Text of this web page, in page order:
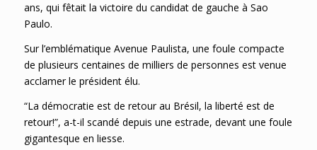
ans, qui fêtait la victoire du candidat de gauche à Sao
Paulo.
Sur l’emblématique Avenue Paulista, une foule compacte
de plusieurs centaines de milliers de personnes est venue
acclamer le président élu.
“La démocratie est de retour au Brésil, la liberté est de
retour!”, a-t-il scandé depuis une estrade, devant une foule
gigantesque en liesse.